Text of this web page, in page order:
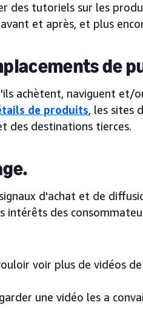
des tutoriels sur les
et après, et plus
de
achètent, naviguent et/
de produits, les sites
des destinations tierces.
d'achat et de
des
voir plus de vidéos
une vidéo les a